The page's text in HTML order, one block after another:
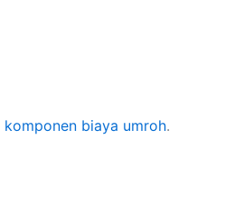
komponen biaya umroh.